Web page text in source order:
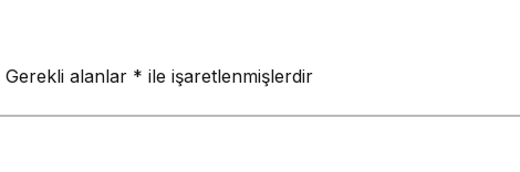
Gerekli alanlar * ile işaretlenmişlerdir